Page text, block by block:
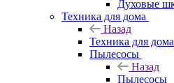
Духовые
Техника для дома
Назад
Техника для дома
Пылесосы
Назад
Пылесосы